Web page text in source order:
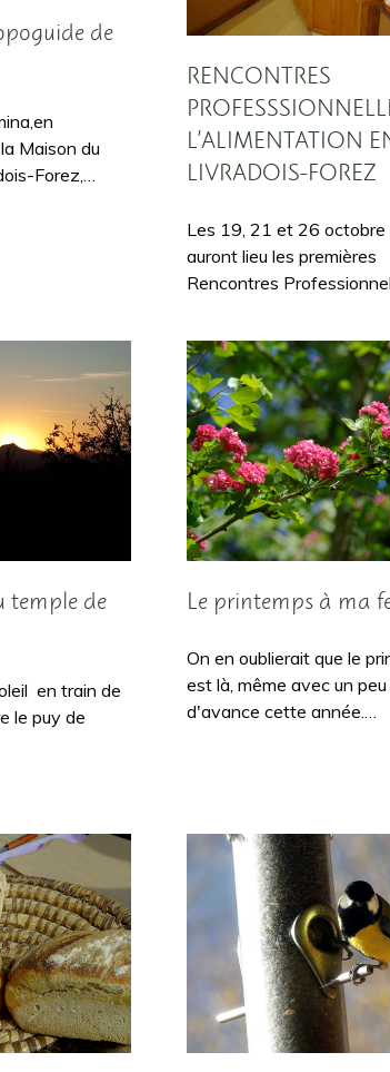
de
Maison du
Forez,…
RENCONTRES
L’ALIMENTATION
LIVRADOIS-FOREZ
Les 19, 21 et 26 octobre
auront lieu les premières
Rencontres
temple de
en train de
le puy de
Le printemps à ma
On en oublierait que le
est là, même avec un peu
d'avance cette année.…